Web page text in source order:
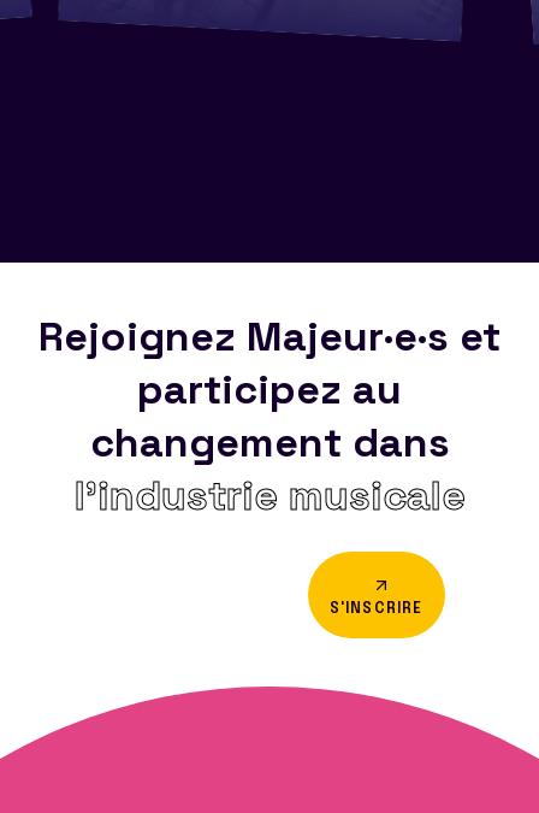
Rejoignez Majeur·e·s et
participez au
changement dans
l’industrie musicale
S'INSCRIRE